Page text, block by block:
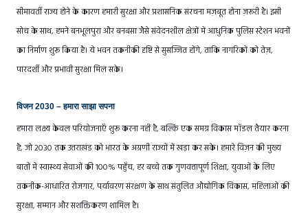
सीमावर्ती राज्य होने के कारण हमारी सुरक्षा और प्रशासनिक संरचना मज़बूत होना ज़रूरी है। इसी
सोच के साथ, हमने बनभूलपुरा और बनबसा जैसे संवेदनशील क्षेत्रों में आधुनिक पुलिस स्टेशन भवनों
का निर्माण शुरू किया है। ये भवन तकनीकी दृष्टि से सुसज्जित होंगे, ताकि नागरिकों को तेज़,
पारदर्शी और प्रभावी सुरक्षा मिल सके।
विजन 2030 – हमारा साझा सपना
हमारा लक्ष्य केवल परियोजनाएँ शुरू करना नहीं है, बल्कि एक समग्र विकास मॉडल तैयार करना
है, जो 2030 तक उत्तराखंड को भारत के अग्रणी राज्यों में खड़ा कर सके। हमारे विज़न की मुख्य
बातों में स्वास्थ्य सेवाओं की 100% पहुँच, हर बच्चे तक गुणवत्तापूर्ण शिक्षा, युवाओं के लिए
तकनीक-आधारित रोजगार, पर्यावरण संरक्षण के साथ संतुलित औद्योगिक विकास, महिलाओं की
सुरक्षा, सम्मान और सशक्तिकरण शामिल है।